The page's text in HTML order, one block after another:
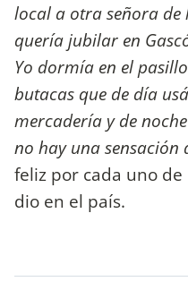
local a otra señora de
quería jubilar en
Yo dormía en el
butacas que de día
mercadería y de
no hay una sensación
feliz por cada uno
dio en el país.